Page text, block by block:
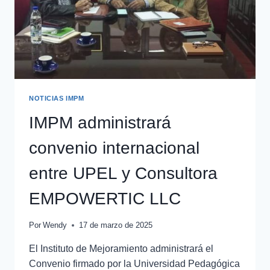
NOTICIAS IMPM
IMPM administrará
convenio internacional
entre UPEL y Consultora
EMPOWERTIC LLC
Por Wendy 17 de marzo de 2025
El Instituto de Mejoramiento administrará el
Convenio firmado por la Universidad Pedagógica